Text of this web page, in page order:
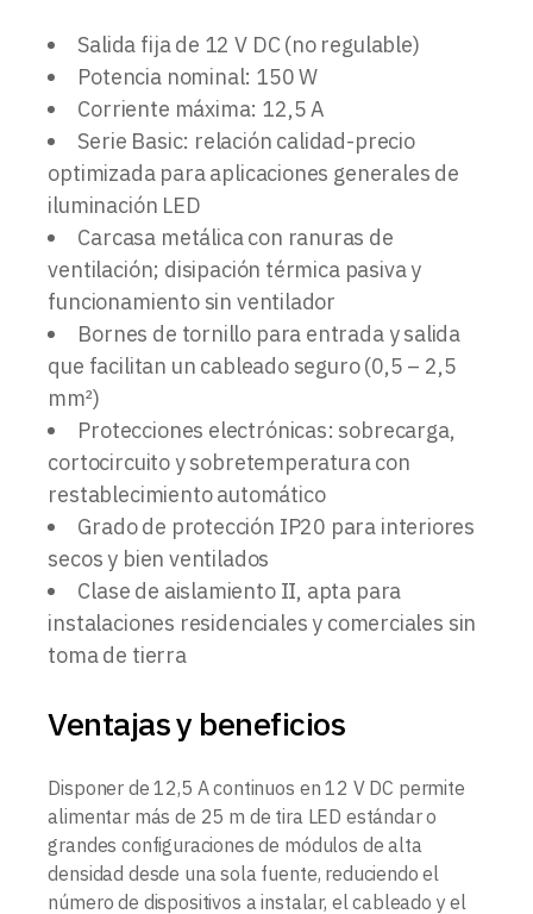
Salida fija de 12 V DC (no regulable)
Potencia nominal: 150 W
Corriente máxima: 12,5 A
Serie Basic: relación calidad-precio
optimizada para aplicaciones generales de
iluminación LED
Carcasa metálica con ranuras de
ventilación; disipación térmica pasiva y
funcionamiento sin ventilador
Bornes de tornillo para entrada y salida
que facilitan un cableado seguro (0,5 – 2,5
mm²)
Protecciones electrónicas: sobrecarga,
cortocircuito y sobretemperatura con
restablecimiento automático
Grado de protección IP20 para interiores
secos y bien ventilados
Clase de aislamiento II, apta para
instalaciones residenciales y comerciales sin
toma de tierra
Ventajas y beneficios
Disponer de 12,5 A continuos en 12 V DC permite
alimentar más de 25 m de tira LED estándar o
grandes configuraciones de módulos de alta
densidad desde una sola fuente, reduciendo el
número de dispositivos a instalar, el cableado y el